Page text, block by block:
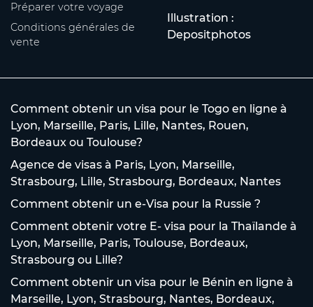
Préparer votre voyage
Conditions générales de
vente
Illustration :
Depositphotos
Comment obtenir un visa pour le Togo en ligne à
Lyon, Marseille, Paris, Lille, Nantes, Rouen,
Bordeaux ou Toulouse?
Agence de visas à Paris, Lyon, Marseille,
Strasbourg, Lille, Strasbourg, Bordeaux, Nantes
Comment obtenir un e-Visa pour la Russie ?
Comment obtenir votre E- visa pour la Thaïlande à
Lyon, Marseille, Paris, Toulouse, Bordeaux,
Strasbourg ou Lille?
Comment obtenir un visa pour le Bénin en ligne à
Marseille, Lyon, Strasbourg, Nantes, Bordeaux,